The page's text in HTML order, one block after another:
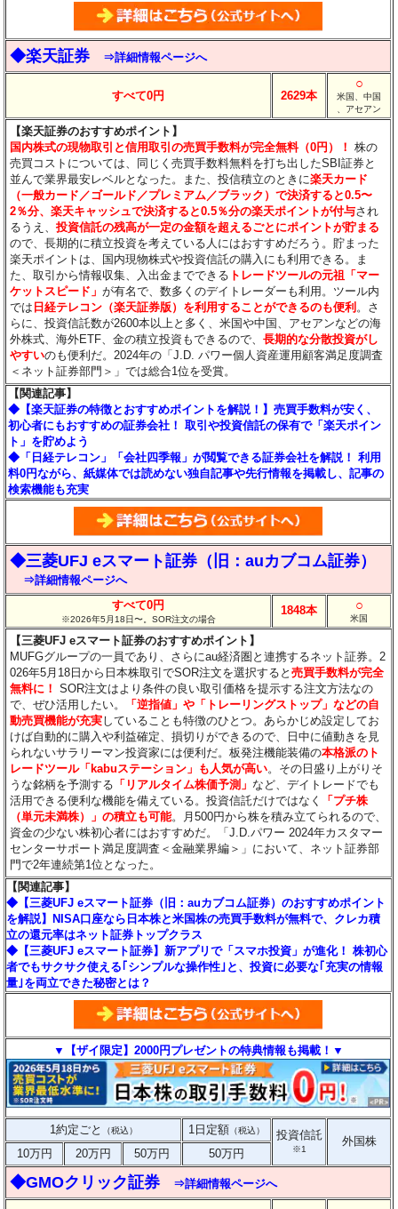
◆楽天証券 ⇒詳細情報ページへ
すべて0円 2629本
○
米国、中国
、アセアン
【楽天証券のおすすめポイント】
国内株式の現物取引と信用取引の売買手数料が完全無料（0円）！ 株の
売買コストについては、同じく売買手数料無料を打ち出したSBI証券と
並んで業界最安レベルとなった。また、投信積立のときに楽天カード
（一般カード／ゴールド／プレミアム／ブラック）で決済すると0.5〜
2％分、楽天キャッシュで決済すると0.5％分の楽天ポイントが付与され
るうえ、投資信託の残高が一定の金額を超えるごとにポイントが貯まる
ので、長期的に積立投資を考えている人にはおすすめだろう。貯まった
楽天ポイントは、国内現物株式や投資信託の購入にも利用できる。ま
た、取引から情報収集、入出金までできる トレードツールの元祖「マー
ケットスピード」が有名で、数多くのデイトレーダーも利用。ツール内
では 日経テレコン（楽天証券版）を利用することができるのも便利 。さ
らに、投資信託数が2600本以上と多く、米国や中国、アセアンなどの海
外株式、海外ETF、金の積立投資もできるので、長期的な分散投資がし
やすいのも便利だ。2024年の「J.D. パワー個人資産運用顧客満足度調査
＜ネット証券部門＞」では総合1位を受賞。
【関連記事】
◆【楽天証券の特徴とおすすめポイントを解説！】売買手数料が安く、
初心者にもおすすめの証券会社！ 取引や投資信託の保有で「楽天ポイン
ト」を貯めよう
◆「日経テレコン」「会社四季報」が閲覧できる証券会社を解説！ 利用
料0円ながら、紙媒体では読めない独自記事や先行情報を掲載し、記事の
検索機能も充実
◆三菱UFJ eスマート証券（旧：auカブコム証券）
⇒詳細情報ページへ
すべて0円
※2026年5月18日〜。SOR注文の場合
1848本 ○
米国
【三菱UFJ eスマート証券のおすすめポイント】
MUFGグループの一員であり、さらにau経済圏と連携するネット証券。2
026年5月18日から日本株取引でSOR注文を選択すると売買手数料が完全
無料に！ SOR注文はより条件の良い取引価格を提示する注文方法なの
で、ぜひ活用したい。
「逆指値」や「トレーリングストップ」などの自
動売買機能が充実していることも特徴のひとつ。あらかじめ設定してお
けば自動的に購入や利益確定、損切りができるので、日中に値動きを見
られないサラリーマン投資家には便利だ。板発注機能装備の本格派のト
レードツール「kabuステーション」も人気が高い。その日盛り上がりそ
うな銘柄を予測する 「リアルタイム株価予測」 など、デイトレードでも
活用できる便利な機能を備えている。投資信託だけではなく
「プチ株
（単元未満株）」の積立も可能。月500円から株を積み立てられるので、
資金の少ない株初心者にはおすすめだ。「J.D.パワー 2024年カスタマー
センターサポート満足度調査＜金融業界編＞」において、ネット証券部
門で2年連続第1位となった。
【関連記事】
◆【三菱UFJ eスマート証券（旧：auカブコム証券）のおすすめポイント
を解説】NISA口座なら日本株と米国株の売買手数料が無料で、クレカ積
立の還元率はネット証券トップクラス
◆【三菱UFJ eスマート証券】新アプリで「スマホ投資」が進化！ 株初心
者でもサクサク使える｢シンプルな操作性｣と、投資に必要な｢充実の情報
量｣を両立できた秘密とは？
▼【ザイ限定】2000円プレゼントの特典情報も掲載！▼
1約定ごと （税込） 1日定額 （税込） 投資信託
※1
外国株
10万円
20万円 50万円 50万円
◆GMOクリック証券 ⇒詳細情報ページへ